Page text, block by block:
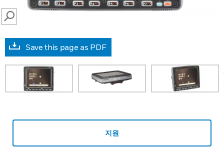
SEARCH
Save this page as PDF
지원